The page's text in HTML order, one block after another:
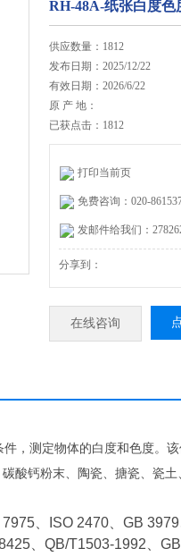
RH-48A-纸张白度色
供应数量：1812
发布日期：2025/12/22
有效日期：2026/6/22
原 产 地：
已获点击：1812
打印当前页
免费咨询：020-
发邮件给我们：
分享到：
在线咨询
， 测定物体的白度和色度。
酸钙粉末、陶瓷、搪瓷、瓷土
7975 ISO 2470 GB 3979
QB/T1503-1992